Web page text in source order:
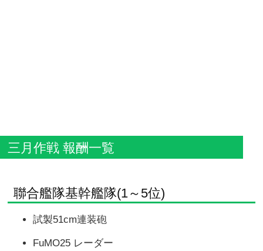
三月作戦 報酬一覧
聯合艦隊基幹艦隊(1～5位)
試製51cm連装砲
FuMO25 レーダー